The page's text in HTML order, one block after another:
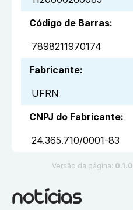
Código de Barras:
7898211970174
Fabricante:
UFRN
CNPJ do Fabricante:
24.365.710/0001-83
Versão da página: 0.1.0
notícias